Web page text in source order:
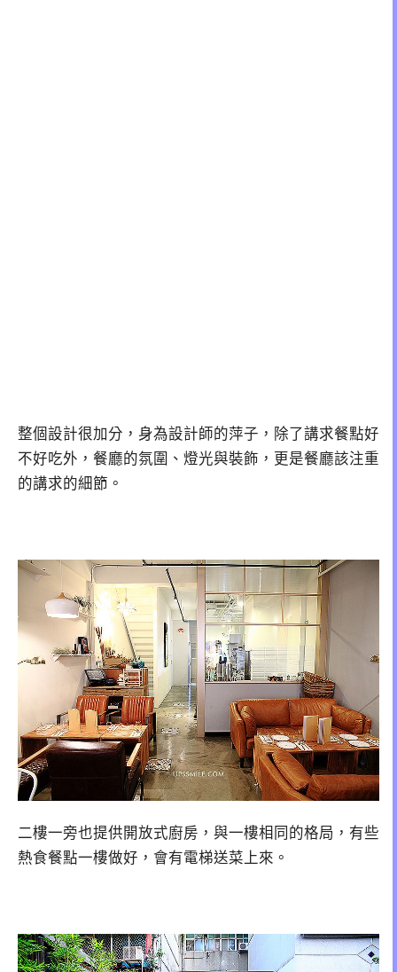
整個設計很加分，身為設計師的萍子，除了講求餐點好
不好吃外，餐廳的氛圍、燈光與裝飾，更是餐廳該注重
的講求的細節。
二樓一旁也提供開放式廚房，與一樓相同的格局，有些
熱食餐點一樓做好，會有電梯送菜上來。